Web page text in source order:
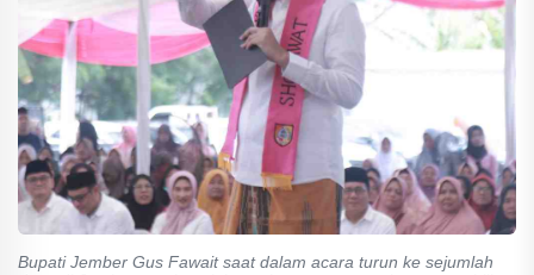
Bupati Jember Gus Fawait saat dalam acara turun ke sejumlah